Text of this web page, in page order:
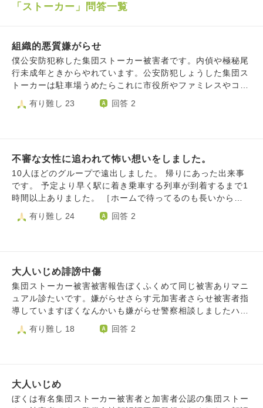
「ストーカー」問答一覧
組織的悪質嫌がらせ
僕公安防犯称した集団ストーカー被害者です。内偵や極秘尾
行未成年ときからやれています。公安防犯しょうした集団ス
トーカーは駐車場うめたらこれに市役所やファミレスやコン
ビニや中学校や小学校や温泉やショッピングモールや百貨店
関わっています、福祉公安防犯しょうした集団ストーカーヤ
対象なると先生嫌がらせ受けます中学監視対象嫌がらせ生活
指導先生うけました高校デモです。監視対象車両地元イベン
ト止まっていたので地区ぐるみ監視対象嫌がらせしている確
定です。祭り嫌がらせや学校イジメや地域住民ストーカーや
象嫌がらせや顔認証やふくし嫌がらせや塾講師ストーカーや
と有ります。加害者ネットワークつなかっていて無断僕こと
個人不正共有サレテイル事実ですこのネットワーク防犯ネッ
トワーク＝公安共有者ネットワーク不正無断共有されていま
す。訪問看護矢計画相談員やグループホーム嫌がらせ受けま
す。トラック反対車線頻繁すれ違いユーチューブ載っていま
もときから受けています。学校いじめうけ訪問看護や計画相
談員や精神科嫌がらせ受けています。交通量ふえる防犯嫌が
らせです。車とめる公安共有者特徴です。これを利用してい
有り難し 23 回答 2
不審な女性に追われて怖い想いをしました。
10人ほどのグループで遠出しました。 帰りにあった出来事
です。 予定より早く駅に着き乗車する列車が到着するまで1
時間以上ありました。 ［ホームで待ってるのも長いから駅
直結の商業施設で各々時間つぶそう］ 10分前に改札口で待
ち合わせとなりました。 私は二人と一緒に店舗見て歩いて
はまだ少し見たくて一人で見て歩きました。 女性が無言で
歩いて来てすれ違う前に［ダッサァ！］と口汚く言われまし
た。 私は知らない人から［ダサァ！］［ダッサ！］とよく
言われてしまうんです。 女性を無視して別の売り場を見ま
ブルの盤面の奥に小さな棚が置いてあって小物を並べて展示
て目が合いました。 女性は40歳代半ばくらいに見えて目を
見開いて口を開いてニタニタ笑ってました。 みんなのとこ
有り難し 24 回答 2
大人いじめ誹謗中傷
集団ストーカー被害被害報告ぼくふくめて同じ被害ありマニ
ュアル診たいです。嫌がらせさらす元加害者さらせ被害者指
導していますぼくなんかいも嫌がらせ警察相談しましたハム
嫌がらせ集団ストーカーバイトジェスチャー父親や母おや計
画相談員や訪問看護やディケアや利用している福祉やディケ
公安警察です。公安警察による誹謗中傷と承けています。不
審者情報流されている乗っている確認しました公安警察と防
有り難し 18 回答 2
大人いじめ
ぼくは有名集団ストーカー被害者と加害者公認の集団ストー